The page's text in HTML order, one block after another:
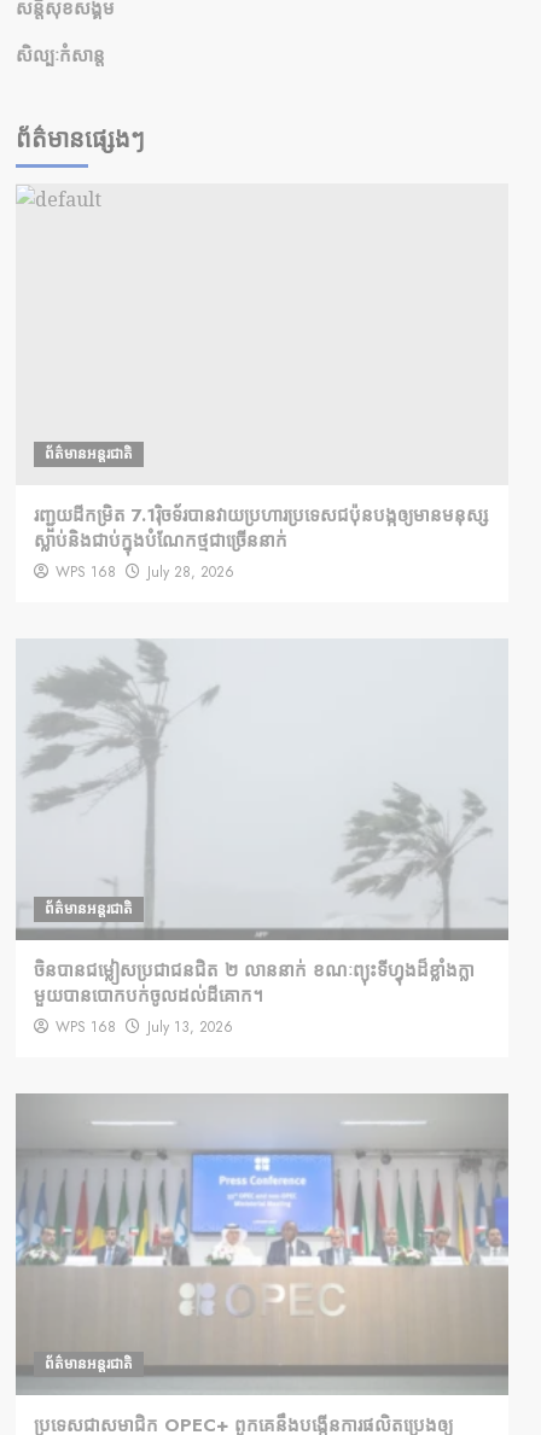
សន្តិសុខសង្គម
សិល្បៈកំសាន្ត
ព័ត៌មានផ្សេងៗ
ព័ត៌មានអន្តរជាតិ
រញ្ជួយដីកម្រិត​ 7.1រ៉ិចទ័របានវាយប្រហារប្រទេសជប៉ុនបង្កឲ្យមានមនុស្ស
ស្លាប់​និង​ជាប់ក្នុងបំណែកថ្មជាច្រើននាក់
WPS 168 July 28, 2026
ព័ត៌មានអន្តរជាតិ
ចិនបានជម្លៀសប្រជាជនជិត ២ លាននាក់ ខណៈព្យុះទីហ្វុងដ៏ខ្លាំងក្លា
មួយបានបោកបក់ចូលដល់ដីគោក។
WPS 168 July 13, 2026
ព័ត៌មានអន្តរជាតិ
ប្រទេសជាសមាជិក OPEC+​ ពួកគេនឹងបង្កើនការផលិតប្រេងឲ្យ